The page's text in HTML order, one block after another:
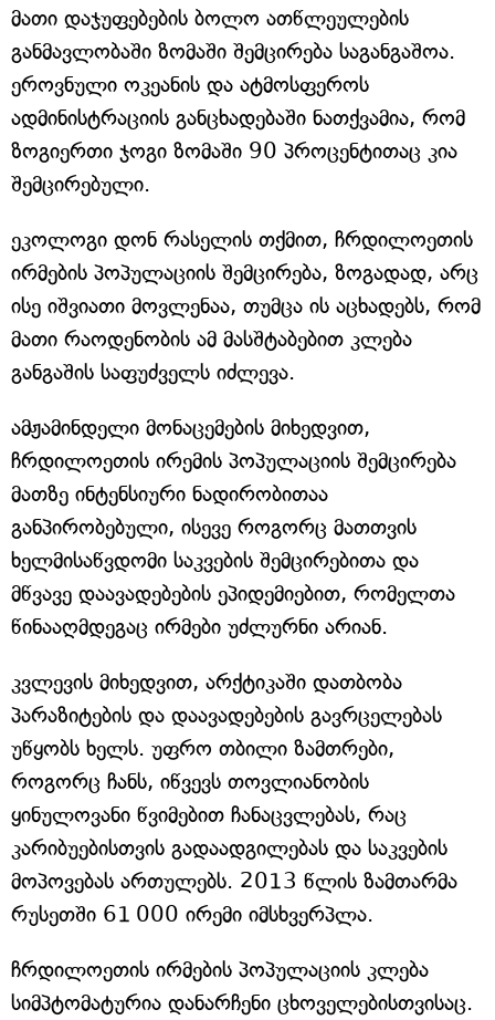
მათი დაჯუფებების ბოლო ათწლეულების
განმავლობაში ზომაში შემცირება საგანგაშოა.
ეროვნული ოკეანის და ატმოსფეროს
ადმინისტრაციის განცხადებაში ნათქვამია, რომ
ზოგიერთი ჯოგი ზომაში 90 პროცენტითაც კია
შემცირებული.
ეკოლოგი დონ რასელის თქმით, ჩრდილოეთის
ირმების პოპულაციის შემცირება, ზოგადად, არც
ისე იშვიათი მოვლენაა, თუმცა ის აცხადებს, რომ
მათი რაოდენობის ამ მასშტაბებით კლება
განგაშის საფუძველს იძლევა.
ამჟამინდელი მონაცემების მიხედვით,
ჩრდილოეთის ირემის პოპულაციის შემცირება
მათზე ინტენსიური ნადირობითაა
განპირობებული, ისევე როგორც მათთვის
ხელმისაწვდომი საკვების შემცირებითა და
მწვავე დაავადებების ეპიდემიებით, რომელთა
წინააღმდეგაც ირმები უძლურნი არიან.
კვლევის მიხედვით, არქტიკაში დათბობა
პარაზიტების და დაავადებების გავრცელებას
უწყობს ხელს. უფრო თბილი ზამთრები,
როგორც ჩანს, იწვევს თოვლიანობის
ყინულოვანი წვიმებით ჩანაცვლებას, რაც
კარიბუებისთვის გადაადგილებას და საკვების
მოპოვებას ართულებს. 2013 წლის ზამთარმა
რუსეთში 61 000 ირემი იმსხვერპლა.
ჩრდილოეთის ირმების პოპულაციის კლება
სიმპტომატურია დანარჩენი ცხოველებისთვისაც.